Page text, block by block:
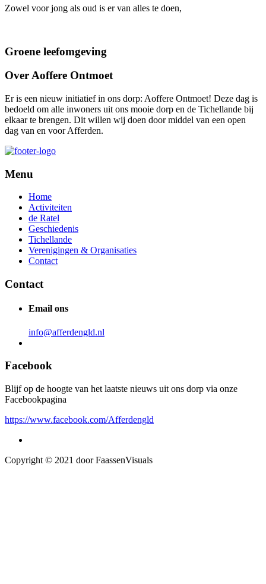
Zowel voor jong als oud is er van alles te doen,
Groene leefomgeving
Over Aoffere Ontmoet
Er is een nieuw initiatief in ons dorp: Aoffere Ontmoet! Deze dag is
bedoeld om alle inwoners uit ons mooie dorp en de Tichellande bij
elkaar te brengen. Dit willen wij doen door middel van een open
dag van en voor Afferden.
Menu
Home
Activiteiten
de Ratel
Geschiedenis
Tichellande
Verenigingen & Organisaties
Contact
Contact
Email ons
info@afferdengld.nl
Facebook
Blijf op de hoogte van het laatste nieuws uit ons dorp via onze
Facebookpagina
https://www.facebook.com/Afferdengld
Copyright © 2021 door FaassenVisuals